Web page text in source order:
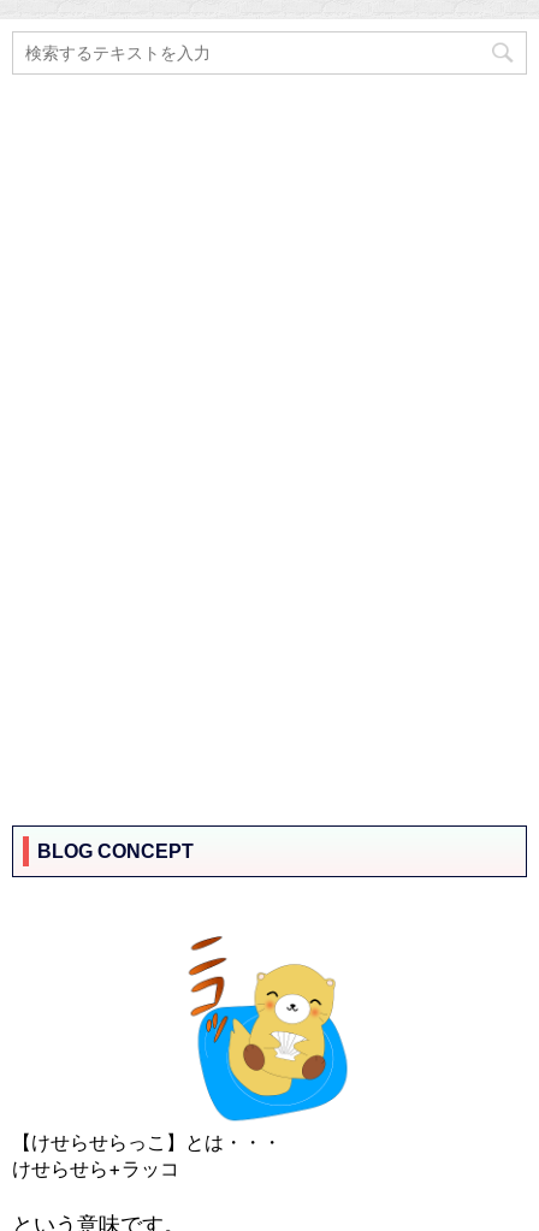
BLOG CONCEPT
【けせらせらっこ】とは・・・
けせらせら+ラッコ
という意味です。